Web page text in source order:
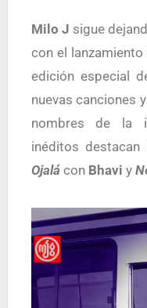
Milo J sigue
con el lanzamiento
edición especial
nuevas canciones
nombres de la
inéditos destacan
Ojalácon Bhavi y